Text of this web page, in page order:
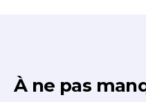
À ne pas